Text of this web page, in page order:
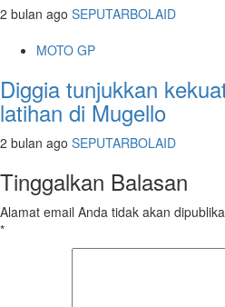
2 bulan ago SEPUTARBOLAID
MOTO GP
Diggia tunjukkan
latihan di Mugello
2 bulan ago SEPUTARBOLAID
Tinggalkan Balasan
Alamat email Anda tidak akan
*